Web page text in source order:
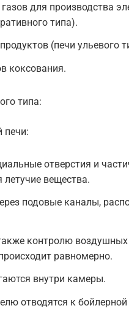
для производства
типа).
(печи ульевого
коксования.
типа:
печи:
отверстия и
вещества.
подовые каналы,
контролю
равномерно.
внутри камеры.
отводятся к бойлерной